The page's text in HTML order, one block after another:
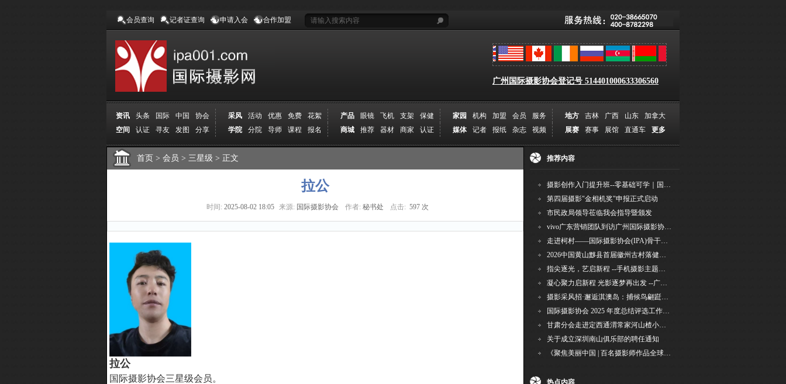
会员查询 记者证查询 申请入会 合作加盟
广州国际摄影协会登记号 514401000633306560
资讯 头条 国际 中国 协会 采风 活动 优惠 免费 花絮 产品 眼镜 飞机 支架 保健 家园 机构 加盟 会员 服务 地方 吉林 广西 山东
加拿大
空间
认证 寻友 发图 分享 学院 分院 导师 课程 报名 商城 推荐 器材 商家 认证 媒体 记者 报纸 杂志 视频 展赛 赛事 展馆 直通车 更多
首页 > 会员 > 三星级 > 正文
拉公
时间: 2025-08-02 18:05 来源: 国际摄影协会 作者: 秘书处 点击: 597 次
拉公
国际摄影协会三星级会员。
推荐内容
摄影创作入门提升班--零基础可学｜国际评委授课｜手机·相机均可｜AI工具｜摄影比赛指
第四届摄影"金相机奖"申报正式启动
市民政局领导莅临我会指导暨颁发
vivo广东营销团队到访广州国际摄影协会 共商合作事宜
走进柯村——国际摄影协会(IPA)骨干采风安徽行之6
2026中国黄山黟县首届徽州古村落健康跑圆满举行
指尖逐光，艺启新程 --手机摄影主题讲座在市老年干部大学圆满落幕
凝心聚力启新程 光影逐梦再出发 --广州国际摄影协会2026年首次会长秘书长会议召开
摄影采风招·邂逅淇澳岛：捕候鸟翩跹，寻古村烟火，追海上霞光
国际摄影协会 2025 年度总结评选工作的通知
甘肃分会走进定西通渭常家河山楂小镇旅游景区开展"红果满枝迎丰岁·山楂小镇庆佳节"为主
关于成立深圳南山俱乐部的聘任通知
《聚焦美丽中国 | 百名摄影师作品全球巡回展》（晋中）开幕新闻通稿
热点内容